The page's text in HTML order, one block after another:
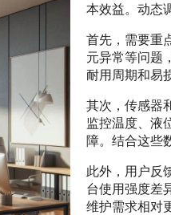
本效益。动态
首先，需要重
元异常等问题
耐用周期和易
其次，传感器
监控温度、液
障。结合这些
此外，用户反
台使用强度差
维护需求相对